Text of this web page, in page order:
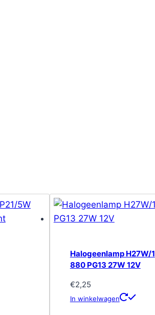
Halogeenlamp H27W/1
880 PG13 27W 12V
€2,25
In winkelwagen